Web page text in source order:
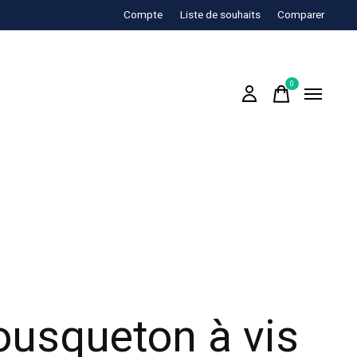
Compte Liste de souhaits Comparer
0items
à vis